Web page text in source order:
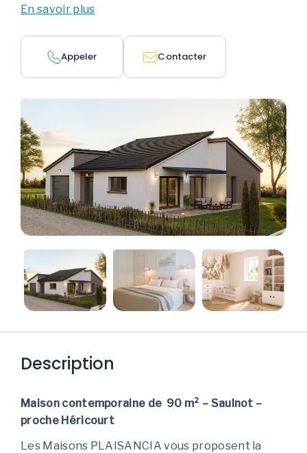
En savoir plus
Appeler Contacter
Description
Maison contemporaine de 90 m² – Saulnot –
proche Héricourt
Les Maisons PLAISANCIA vous proposent la